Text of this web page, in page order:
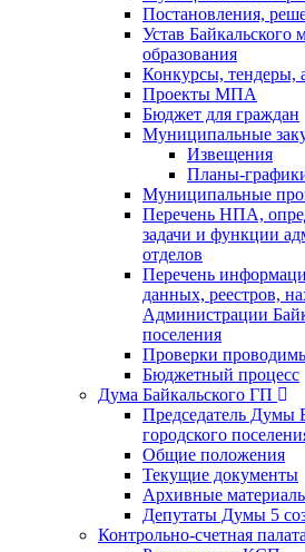
Постановления,
Устав Байкальского
образования
Конкурсы, тендеры,
Проекты МПА
Бюджет для граждан
Муниципальные
Извещения
Планы-
Муниципальные
Перечень НПА,
задачи и функции
отделов
Перечень
данных, реестров,
Администрации
поселения
Проверки
Бюджетный процесс
Дума Байкальского ГП
Председатель Думы
городского
Общие положения
Текущие документы
Архивные
Депутаты Думы 5
Контрольно-счетная